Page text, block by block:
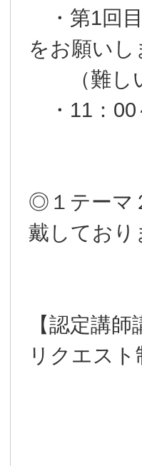
・第1回
をお願いし
（難しい
・11：00
◎１テーマ
戴しており
【認定講師
リクエス